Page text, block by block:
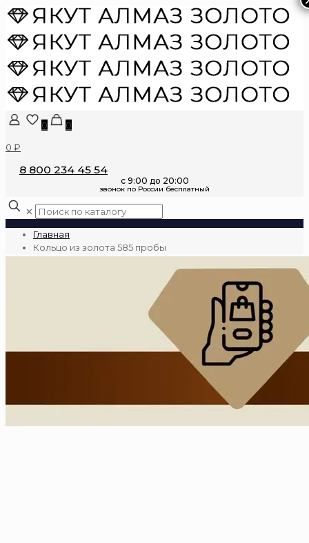
0
0
0 ₽
8 800 234 45 54
✕
Главная
Кольцо из золота 585 пробы